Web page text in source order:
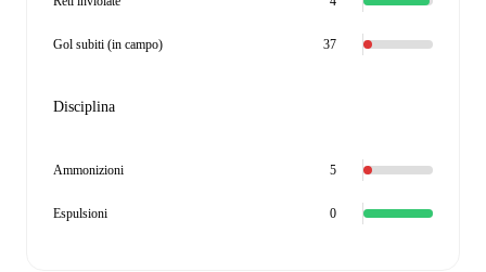
Gol subiti (in campo) 37
Disciplina
Ammonizioni 5
Espulsioni 0